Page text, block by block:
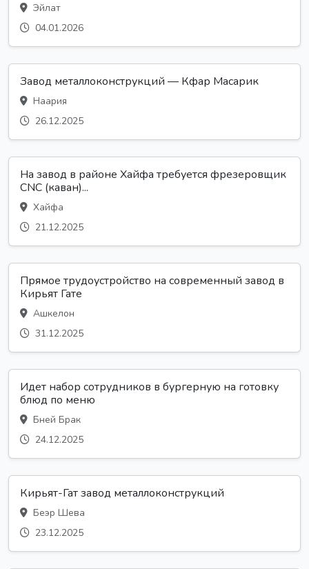
Эйлат
04.01.2026
Завод металлоконструкций — Кфар Масарик
Наария
26.12.2025
На завод в районе Хайфа требуется фрезеровщик
CNC (каван)...
Хайфа
21.12.2025
Прямое трудоустройство на современный завод в
Кирьят Гате
Ашкелон
31.12.2025
Идет набор сотрудников в бургерную на готовку
блюд по меню
Бней Брак
24.12.2025
Кирьят-Гат завод металлоконструкций
Беэр Шева
23.12.2025